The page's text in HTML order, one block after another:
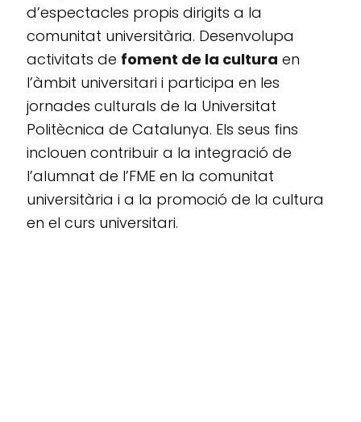
d’espectacles propis dirigits a la
comunitat universitària. Desenvolupa
activitats de foment de la cultura en
l’àmbit universitari i participa en les
jornades culturals de la Universitat
Politècnica de Catalunya. Els seus fins
inclouen contribuir a la integració de
l’alumnat de l’FME en la comunitat
universitària i a la promoció de la cultura
en el curs universitari.